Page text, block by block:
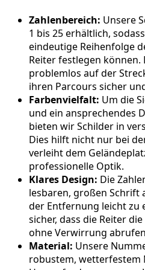
Zahlenbereich: Unsere
1 bis 25 erhältlich,
eindeutige Reihenfolge
Reiter festlegen können.
problemlos auf der
ihren Parcours sicher
Farbenvielfalt: Um die
und ein ansprechendes
bieten wir Schilder in
Dies hilft nicht nur bei
verleiht dem
professionelle Optik.
Klares Design: Die
lesbaren, großen Schrift
der Entfernung leicht zu
sicher, dass die Reiter
ohne Verwirrung
Material: Unsere
robustem, wetterfestem